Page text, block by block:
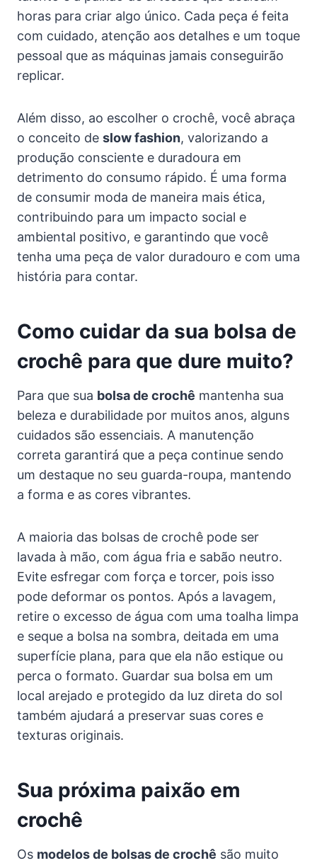
horas para criar algo único. Cada peça é feita
com cuidado, atenção aos detalhes e um toque
pessoal que as máquinas jamais conseguirão
replicar.
Além disso, ao escolher o crochê, você abraça
o conceito de slow fashion, valorizando a
produção consciente e duradoura em
detrimento do consumo rápido. É uma forma
de consumir moda de maneira mais ética,
contribuindo para um impacto social e
ambiental positivo, e garantindo que você
tenha uma peça de valor duradouro e com uma
história para contar.
Como cuidar da sua bolsa de
crochê para que dure muito?
Para que sua bolsa de crochê mantenha sua
beleza e durabilidade por muitos anos, alguns
cuidados são essenciais. A manutenção
correta garantirá que a peça continue sendo
um destaque no seu guarda-roupa, mantendo
a forma e as cores vibrantes.
A maioria das bolsas de crochê pode ser
lavada à mão, com água fria e sabão neutro.
Evite esfregar com força e torcer, pois isso
pode deformar os pontos. Após a lavagem,
retire o excesso de água com uma toalha limpa
e seque a bolsa na sombra, deitada em uma
superfície plana, para que ela não estique ou
perca o formato. Guardar sua bolsa em um
local arejado e protegido da luz direta do sol
também ajudará a preservar suas cores e
texturas originais.
Sua próxima paixão em
crochê
Os modelos de bolsas de crochê são muito